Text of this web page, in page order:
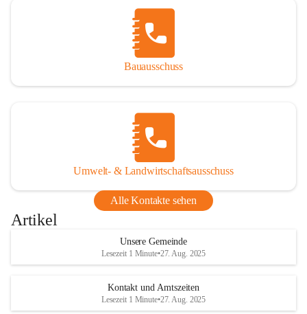
Bauausschuss
Umwelt- & Landwirtschaftsausschuss
Alle Kontakte sehen
Artikel
Unsere Gemeinde
Lesezeit 1 Minute•27. Aug. 2025
Kontakt und Amtszeiten
Lesezeit 1 Minute•27. Aug. 2025